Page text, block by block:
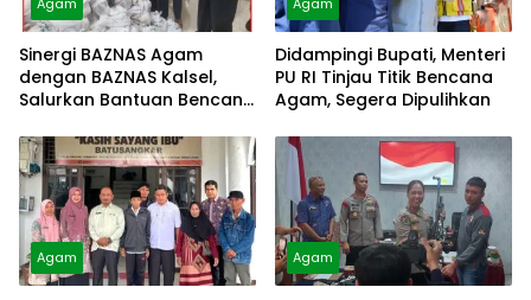
Sinergi BAZNAS Agam
dengan BAZNAS Kalsel,
Salurkan Bantuan Bencana
Didampingi Bupati, Menteri
PU RI Tinjau Titik Bencana
Agam, Segera Dipulihkan
Agam Agam